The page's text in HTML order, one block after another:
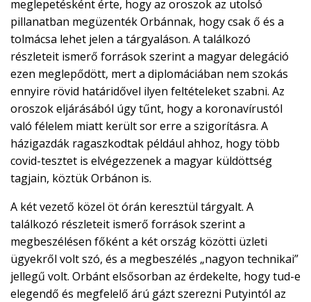
meglepetésként érte, hogy az oroszok az utolsó
pillanatban megüzenték Orbánnak, hogy csak ő és a
tolmácsa lehet jelen a tárgyaláson. A találkozó
részleteit ismerő források szerint a magyar delegáció
ezen meglepődött, mert a diplomáciában nem szokás
ennyire rövid határidővel ilyen feltételeket szabni. Az
oroszok eljárásából úgy tűnt, hogy a koronavírustól
való félelem miatt került sor erre a szigorításra. A
házigazdák ragaszkodtak például ahhoz, hogy több
covid-tesztet is elvégezzenek a magyar küldöttség
tagjain, köztük Orbánon is.
A két vezető közel öt órán keresztül tárgyalt. A
találkozó részleteit ismerő források szerint a
megbeszélésen főként a két ország közötti üzleti
ügyekről volt szó, és a megbeszélés „nagyon technikai”
jellegű volt. Orbánt elsősorban az érdekelte, hogy tud-e
elegendő és megfelelő árú gázt szerezni Putyintól az